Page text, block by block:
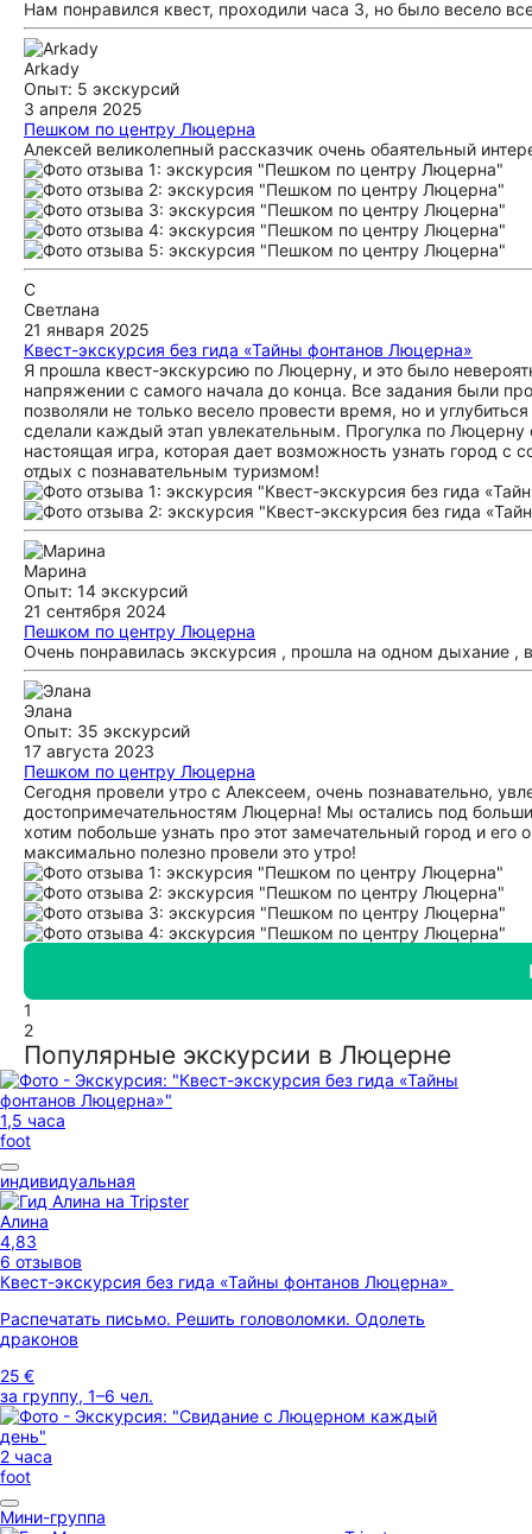
Нам понравился квест, проходили часа 3, но было весело
Arkady
Опыт: 5 экскурсий
3 апреля 2025
Пешком по центру Люцерна
Алексей великолепный рассказчик очень обаятельный
С
Светлана
21 января 2025
Квест-экскурсия без гида «Тайны фонтанов Люцерна»
Я прошла квест-экскурсию по Люцерну, и это было
напряжении с самого начала до конца. Все задания были
позволяли не только весело провести время, но и
сделали каждый этап увлекательным. Прогулка по Люцерну
настоящая игра, которая дает возможность узнать город
отдых с познавательным туризмом!
Марина
Опыт: 14 экскурсий
21 сентября 2024
Пешком по центру Люцерна
Очень понравилась экскурсия , прошла на одном дыхание ,
Элана
Опыт: 35 экскурсий
17 августа 2023
Пешком по центру Люцерна
Сегодня провели утро с Алексеем, очень познавательно,
достопримечательностям Люцерна! Мы остались под
хотим побольше узнать про этот замечательный город и
максимально полезно провели это утро!
1
2
Популярные экскурсии в Люцерне
1,5 часа
foot
индивидуальная
Алина
4,83
6 отзывов
Квест-экскурсия без гида «Тайны фонтанов Люцерна»
Распечатать письмо. Решить головоломки. Одолеть
драконов
25 €
за группу, 1–6 чел.
2 часа
foot
Мини-группа